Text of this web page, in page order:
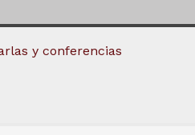
y conferencias